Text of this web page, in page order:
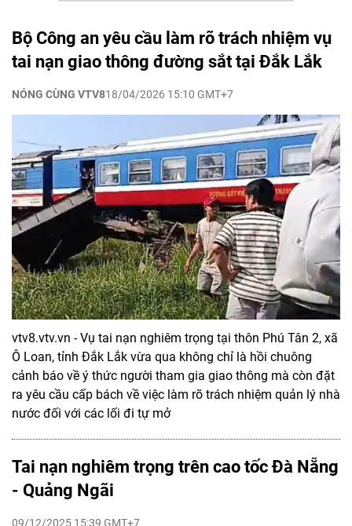
Bộ Công an yêu cầu làm rõ trách nhiệm vụ
tai nạn giao thông đường sắt tại Đắk Lắk
NÓNG CÙNG VTV818/04/2026 15:10 GMT+7
vtv8.vtv.vn - Vụ tai nạn nghiêm trọng tại thôn Phú Tân 2, xã
Ô Loan, tỉnh Đắk Lắk vừa qua không chỉ là hồi chuông
cảnh báo về ý thức người tham gia giao thông mà còn đặt
ra yêu cầu cấp bách về việc làm rõ trách nhiệm quản lý nhà
nước đối với các lối đi tự mở
Tai nạn nghiêm trọng trên cao tốc Đà Nẵng
- Quảng Ngãi
09/12/2025 15:39 GMT+7